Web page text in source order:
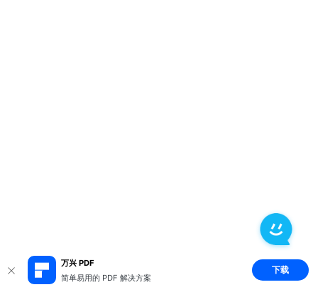
万兴 PDF
简单易用的 PDF 解决方案
下载